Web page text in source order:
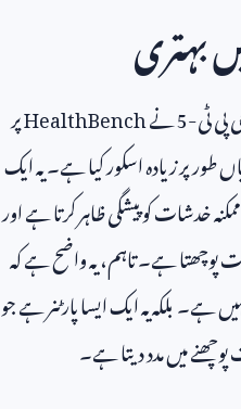
بہتری
ٹی-5نےHealthBenchپر
طور پر زیادہ اسکور کیا ہے۔ یہ ایک
خدشات کو پیشگی ظاہر کرتا ہے اور
پوچھتا ہے۔ تاہم، یہ واضح ہے کہ
ہے۔ بلکہ یہ ایک ایسا پارٹنر ہے جو
میں مدد دیتا ہے۔